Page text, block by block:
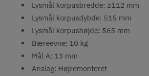
Lysmål korpusbredde: ≥112 mm
Lysmål korpusdybde: 515 mm
Lysmål korpushøjde: 565 mm
Bæreevne: 10 kg
Mål A: 13 mm
Anslag: Højremonteret